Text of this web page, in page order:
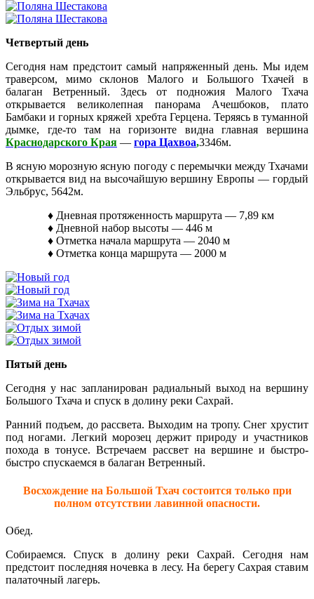
Четвертый день
Сегодня нам предстоит самый напряженный день. Мы идем
траверсом, мимо склонов Малого и Большого Тхачей в
балаган Ветренный. Здесь от подножия Малого Тхача
открывается великолепная панорама Ачешбоков, плато
Бамбаки и горных кряжей хребта Герцена. Теряясь в туманной
дымке, где-то там на горизонте видна главная вершина
Краснодарского Края — гора Цахвоа,3346м.
В ясную морозную ясную погоду с перемычки между Тхачами
открывается вид на высочайшую вершину Европы — гордый
Эльбрус, 5642м.
♦ Дневная протяженность маршрута — 7,89 км
♦ Дневной набор высоты — 446 м
♦ Отметка начала маршрута — 2040 м
♦ Отметка конца маршрута — 2000 м
Пятый день
Сегодня у нас запланирован радиальный выход на вершину
Большого Тхача и спуск в долину реки Сахрай.
Ранний подъем, до рассвета. Выходим на тропу. Снег хрустит
под ногами. Легкий морозец держит природу и участников
похода в тонусе. Встречаем рассвет на вершине и быстро-
быстро спускаемся в балаган Ветренный.
Восхождение на Большой Тхач состоится только при
полном отсутствии лавинной опасности.
Обед.
Собираемся. Спуск в долину реки Сахрай. Сегодня нам
предстоит последняя ночевка в лесу. На берегу Сахрая ставим
палаточный лагерь.